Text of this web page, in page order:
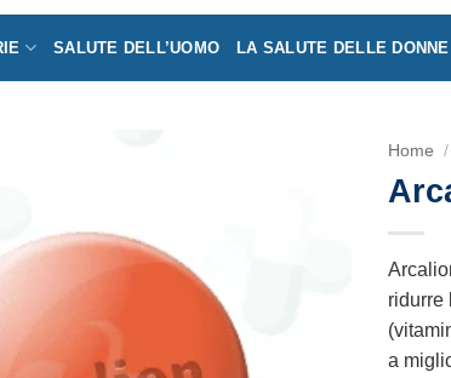
SALUTE DELL’UOMO LA SALUTE DELLE DONNE
Home /
ridurre
a